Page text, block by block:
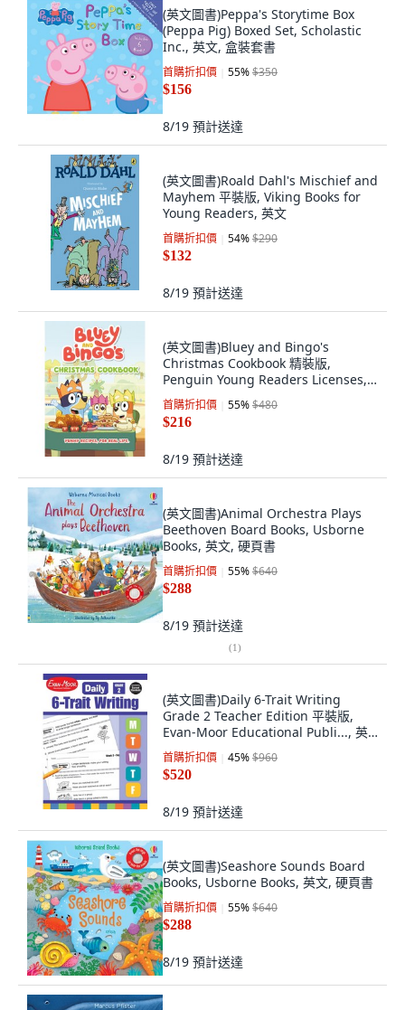
(英文圖書)Peppa's Storytime Box
(Peppa Pig) Boxed Set, Scholastic
Inc., 英文, 盒裝套書
首購折扣價 55%$350
$156
8/19 預計送達
(英文圖書)Roald Dahl's Mischief and
Mayhem 平裝版, Viking Books for
Young Readers, 英文
首購折扣價 54%$290
$132
8/19 預計送達
(英文圖書)Bluey and Bingo's
Christmas Cookbook 精裝版,
Penguin Young Readers Licenses,
英文
首購折扣價 55%$480
$216
8/19 預計送達
(英文圖書)Animal Orchestra Plays
Beethoven Board Books, Usborne
Books, 英文, 硬頁書
首購折扣價 55%$640
$288
8/19 預計送達
(1)
(英文圖書)Daily 6-Trait Writing
Grade 2 Teacher Edition 平裝版,
Evan-Moor Educational Publi..., 英
文
首購折扣價 45%$960
$520
8/19 預計送達
(英文圖書)Seashore Sounds Board
Books, Usborne Books, 英文, 硬頁書
首購折扣價 55%$640
$288
8/19 預計送達